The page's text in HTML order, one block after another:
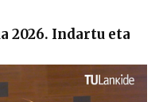
2026. Indartu eta